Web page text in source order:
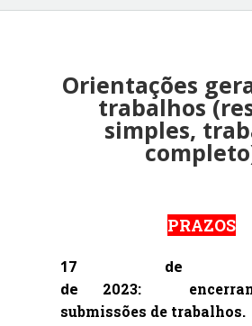
Orientações
trabalhos
simples,
PRAZOS
17 de
de 2023:
submissões de trabalhos.